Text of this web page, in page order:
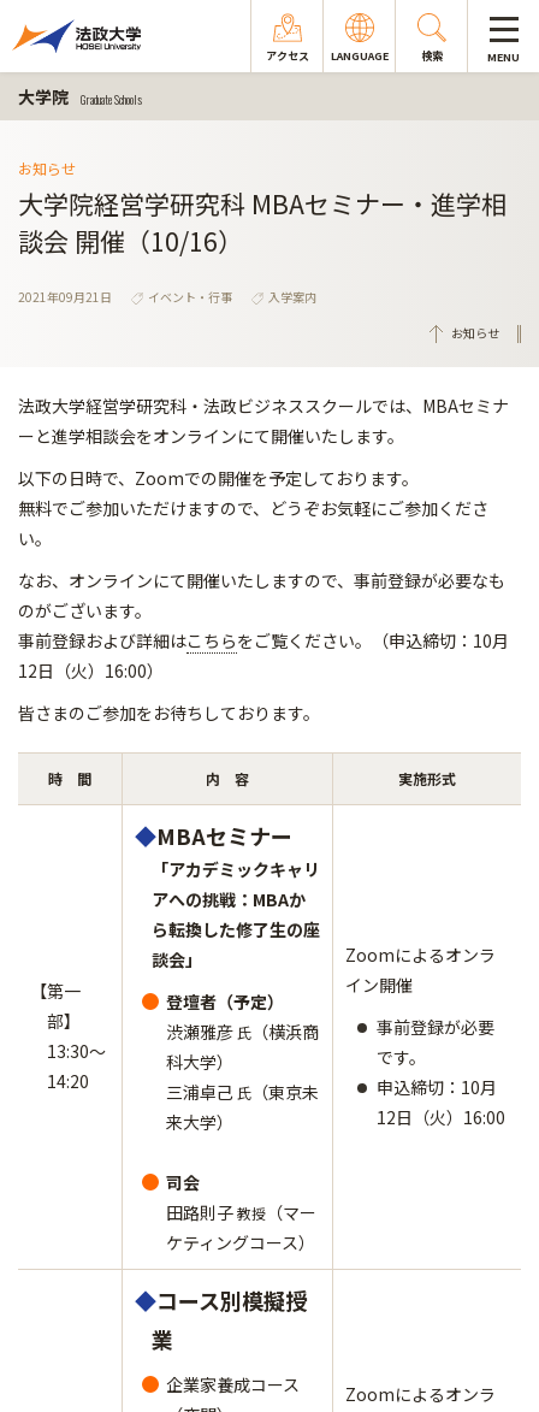
アクセス LANGUAGE 検索 MENU
大学院 Graduate Schools
お知らせ
大学院経営学研究科 MBAセミナー・進学相
談会 開催（10/16）
2021年09月21日 イベント・行事
入学案内
お知らせ
法政大学経営学研究科・法政ビジネススクールでは、MBAセミナ
ーと進学相談会をオンラインにて開催いたします。
以下の日時で、Zoomでの開催を予定しております。
無料でご参加いただけますので、どうぞお気軽にご参加くださ
い。
なお、オンラインにて開催いたしますので、事前登録が必要なも
のがございます。
事前登録および詳細はこちらをご覧ください。（申込締切：10月
12日（火）16:00）
皆さまのご参加をお待ちしております。
時 間 内 容 実施形式
【第一
部】
13:30～
14:20
◆MBAセミナー
「アカデミックキャリ
アへの挑戦：MBAか
ら転換した修了生の座
談会」
登壇者（予定）
渋瀬雅彦 氏 （横浜商
科大学）
三浦卓己 氏 （東京未
来大学）
司会
田路則子教授 （マー
ケティングコース）
Zoomによるオンラ
イン開催
事前登録が必要
です。
申込締切：10月
12日（火）16:00
◆コース別模擬授
業
企業家養成コース
Zoomによるオンラ